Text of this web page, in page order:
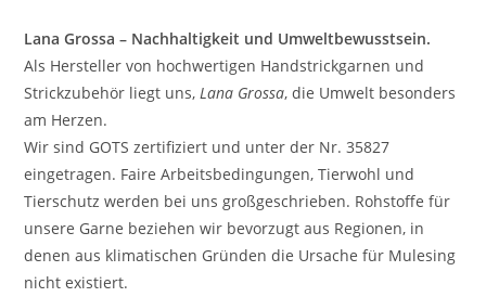
Lana Grossa – Nachhaltigkeit und Umweltbewusstsein.
Als Hersteller von hochwertigen Handstrickgarnen und
Strickzubehör liegt uns,Lana Grossa, die Umwelt besonders
am Herzen.
Wir sind GOTS zertifiziert und unter der Nr. 35827
eingetragen. Faire Arbeitsbedingungen, Tierwohl und
Tierschutz werden bei uns großgeschrieben. Rohstoffe für
unsere Garne beziehen wir bevorzugt aus Regionen, in
denen aus klimatischen Gründen die Ursache für Mulesing
nicht existiert.